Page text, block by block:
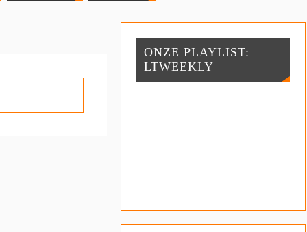
ONZE PLAYLIST:
LTWEEKLY